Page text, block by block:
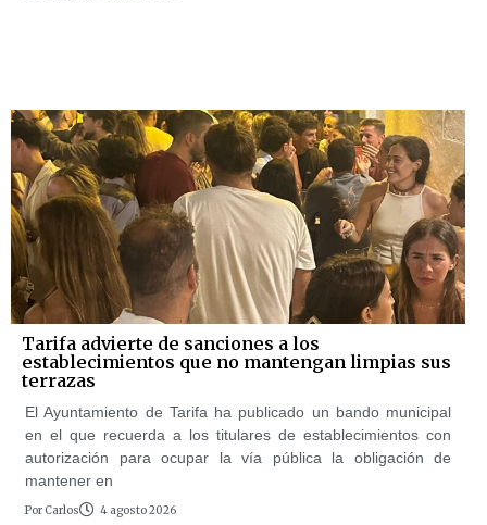
Tarifa advierte de sanciones a los
establecimientos que no mantengan limpias sus
terrazas
El Ayuntamiento de Tarifa ha publicado un bando municipal
en el que recuerda a los titulares de establecimientos con
autorización para ocupar la vía pública la obligación de
mantener en
Por Carlos 4 agosto 2026